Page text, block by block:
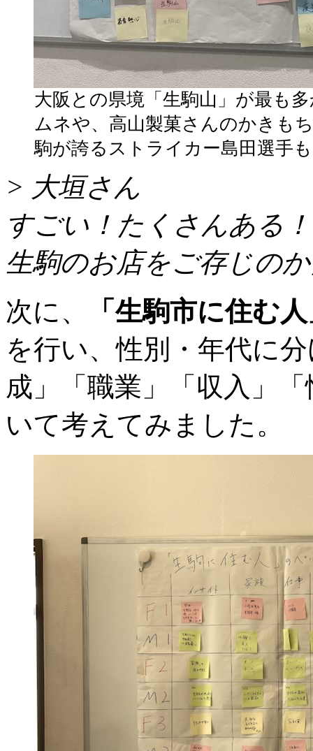
大阪との県境「生駒山」が最も
ムネや、高山製菓さんのかきも
駒が誇るストライカー島田選手
> 大垣さん
すごい！たくさんある
生駒のお店をご存じの
次に、
「生駒市に住む
を行い、性別・年代に
成」「職業」「収入」
いて考えてみました。